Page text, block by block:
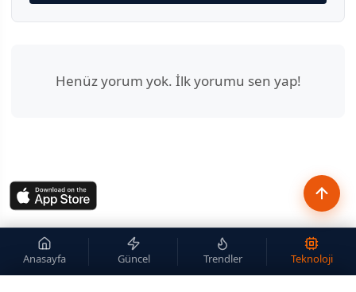
Henüz yorum yok. İlk yorumu sen yap!
Anasayfa Güncel Trendler Teknoloji